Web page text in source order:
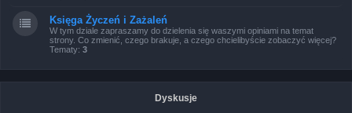
Księga Życzeń i Zażaleń
W tym dziale zapraszamy do dzielenia się waszymi opiniami na temat
strony. Co zmienić, czego brakuje, a czego chcielibyście zobaczyć więcej?
Tematy: 3
Dyskusje